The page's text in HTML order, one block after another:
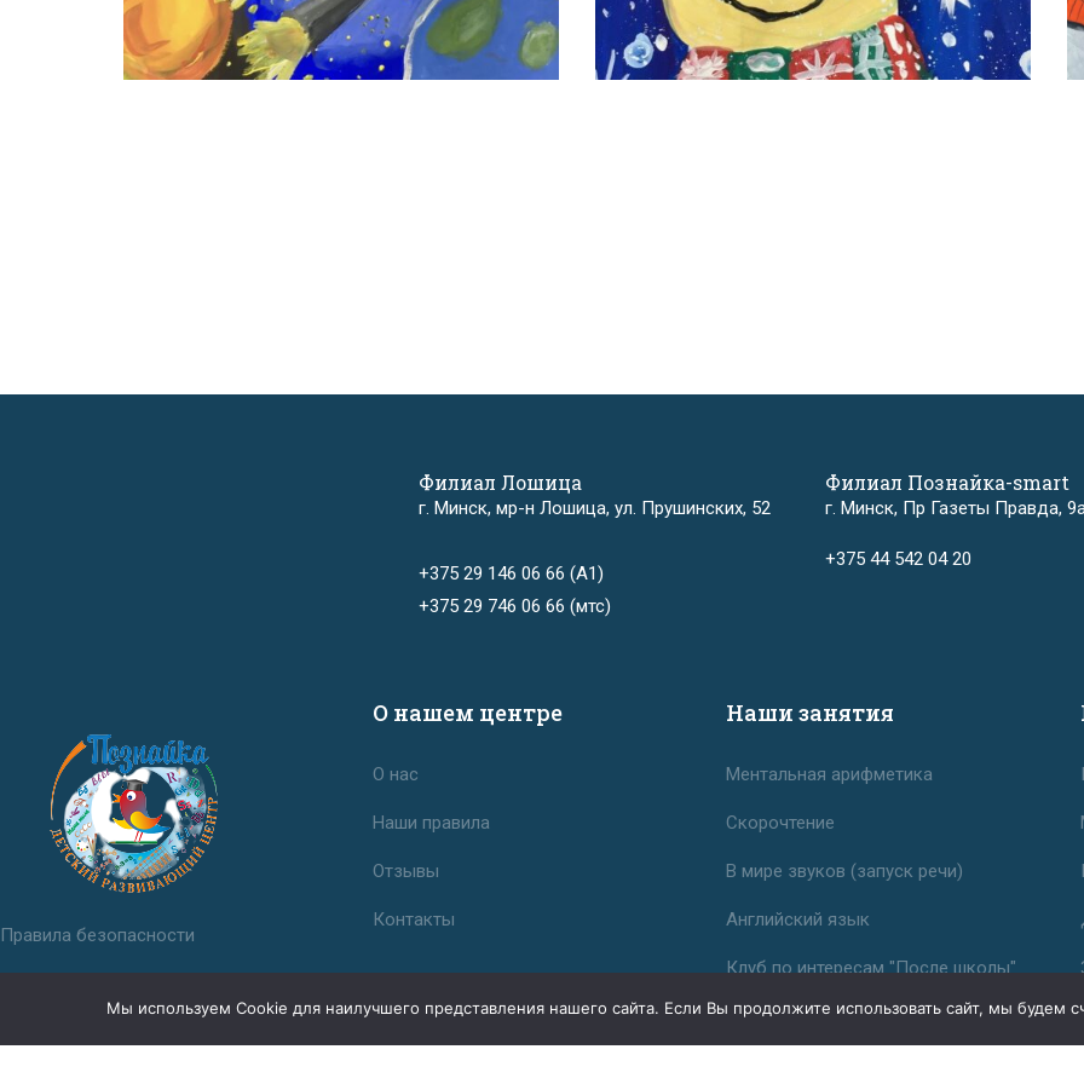
Филиал Лошица
г. Минск, мр-н Лошица, ул. Прушинских, 52
+375 29 146 06 66 (А1)
+375 29 746 06 66 (мтс)
Филиал Познайка-smart
г. Минск, Пр Газеты Правда,
+375 44 542 04 20
Правила безопасности
Положение о политике в отношении
О нашем центре
О нас
Наши правила
Отзывы
Контакты
Наши занятия
Ментальная арифметика
Скорочтение
В мире звуков (запуск речи)
Английский язык
Клуб по интересам "После школы"
для детей 7-8 лет
Шахматы: обучение игре
Мы используем Cookie для наилучшего представления нашего сайта. Если Вы продолжите использовать сайт, мы будем